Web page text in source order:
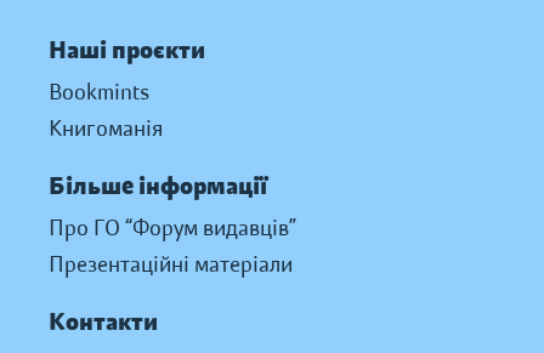
Наші проєкти
Bookmints
Книгоманія
Більше інформації
Про ГО “Форум видавців”
Презентаційні матеріали
Контакти